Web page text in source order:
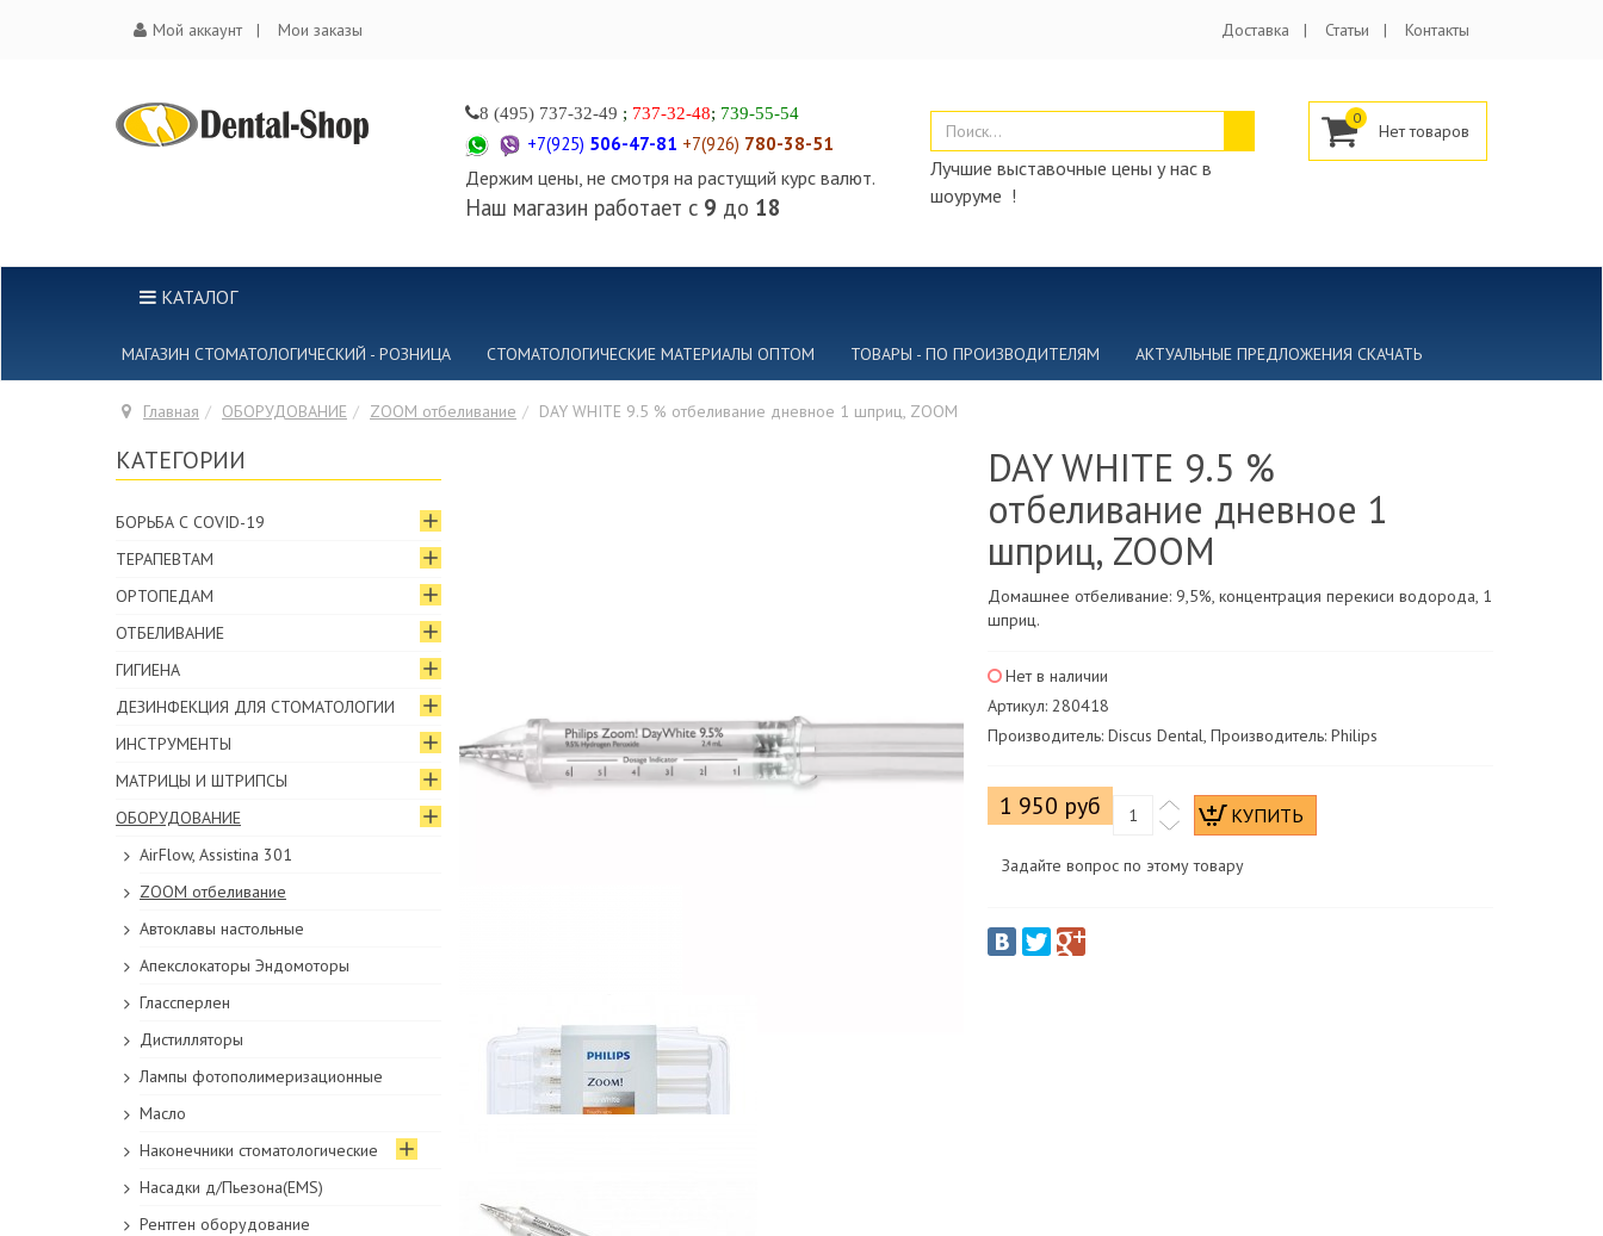
Мой аккаунт Мои заказы Доставка Статьи Контакты
8 (495) 737-32-49 ; 737-32-48; 739-55-54
+7(925) 506-47-81 +7(926) 780-38-51
Держим цены, не смотря на растущий курс валют.
Наш магазин работает с 9 до 18
Лучшие выставочные цены у нас в
шоуруме !
0
КАТАЛОГ
МАГАЗИН СТОМАТОЛОГИЧЕСКИЙ - РОЗНИЦА СТОМАТОЛОГИЧЕСКИЕ МАТЕРИАЛЫ ОПТОМ ТОВАРЫ - ПО ПРОИЗВОДИТЕЛЯМ АКТУАЛЬНЫЕ ПРЕДЛОЖЕНИЯ СКАЧАТЬ
Главная ОБОРУДОВАНИЕ ZOOM отбеливание DAY WHITE 9.5 % отбеливание дневное 1 шприц, ZOOM
DAY WHITE 9.5 %
отбеливание дневное 1
шприц, ZOOM
Домашнее отбеливание: 9,5%, концентрация перекиси водорода, 1
шприц.
Нет в наличии
Артикул: 280418
Производитель: Discus Dental, Производитель: Philips
1 950 руб
Задайте вопрос по этому товару
КАТЕГОРИИ
БОРЬБА С COVID-19
ТЕРАПЕВТАМ
ОРТОПЕДАМ
ОТБЕЛИВАНИЕ
ГИГИЕНА
ДЕЗИНФЕКЦИЯ ДЛЯ СТОМАТОЛОГИИ
ИНСТРУМЕНТЫ
МАТРИЦЫ И ШТРИПСЫ
ОБОРУДОВАНИЕ
AirFlow, Assistina 301
ZOOM отбеливание
Автоклавы настольные
Апекслокаторы Эндомоторы
Глассперлен
Дистилляторы
Лампы фотополимеризационные
Масло
Наконечники стоматологические
Насадки д/Пьезона(EMS)
Рентген оборудование